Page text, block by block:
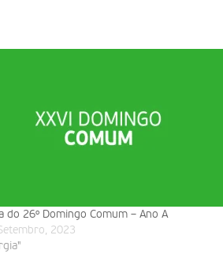
do 26º Domingo Comum – Ano A
2023